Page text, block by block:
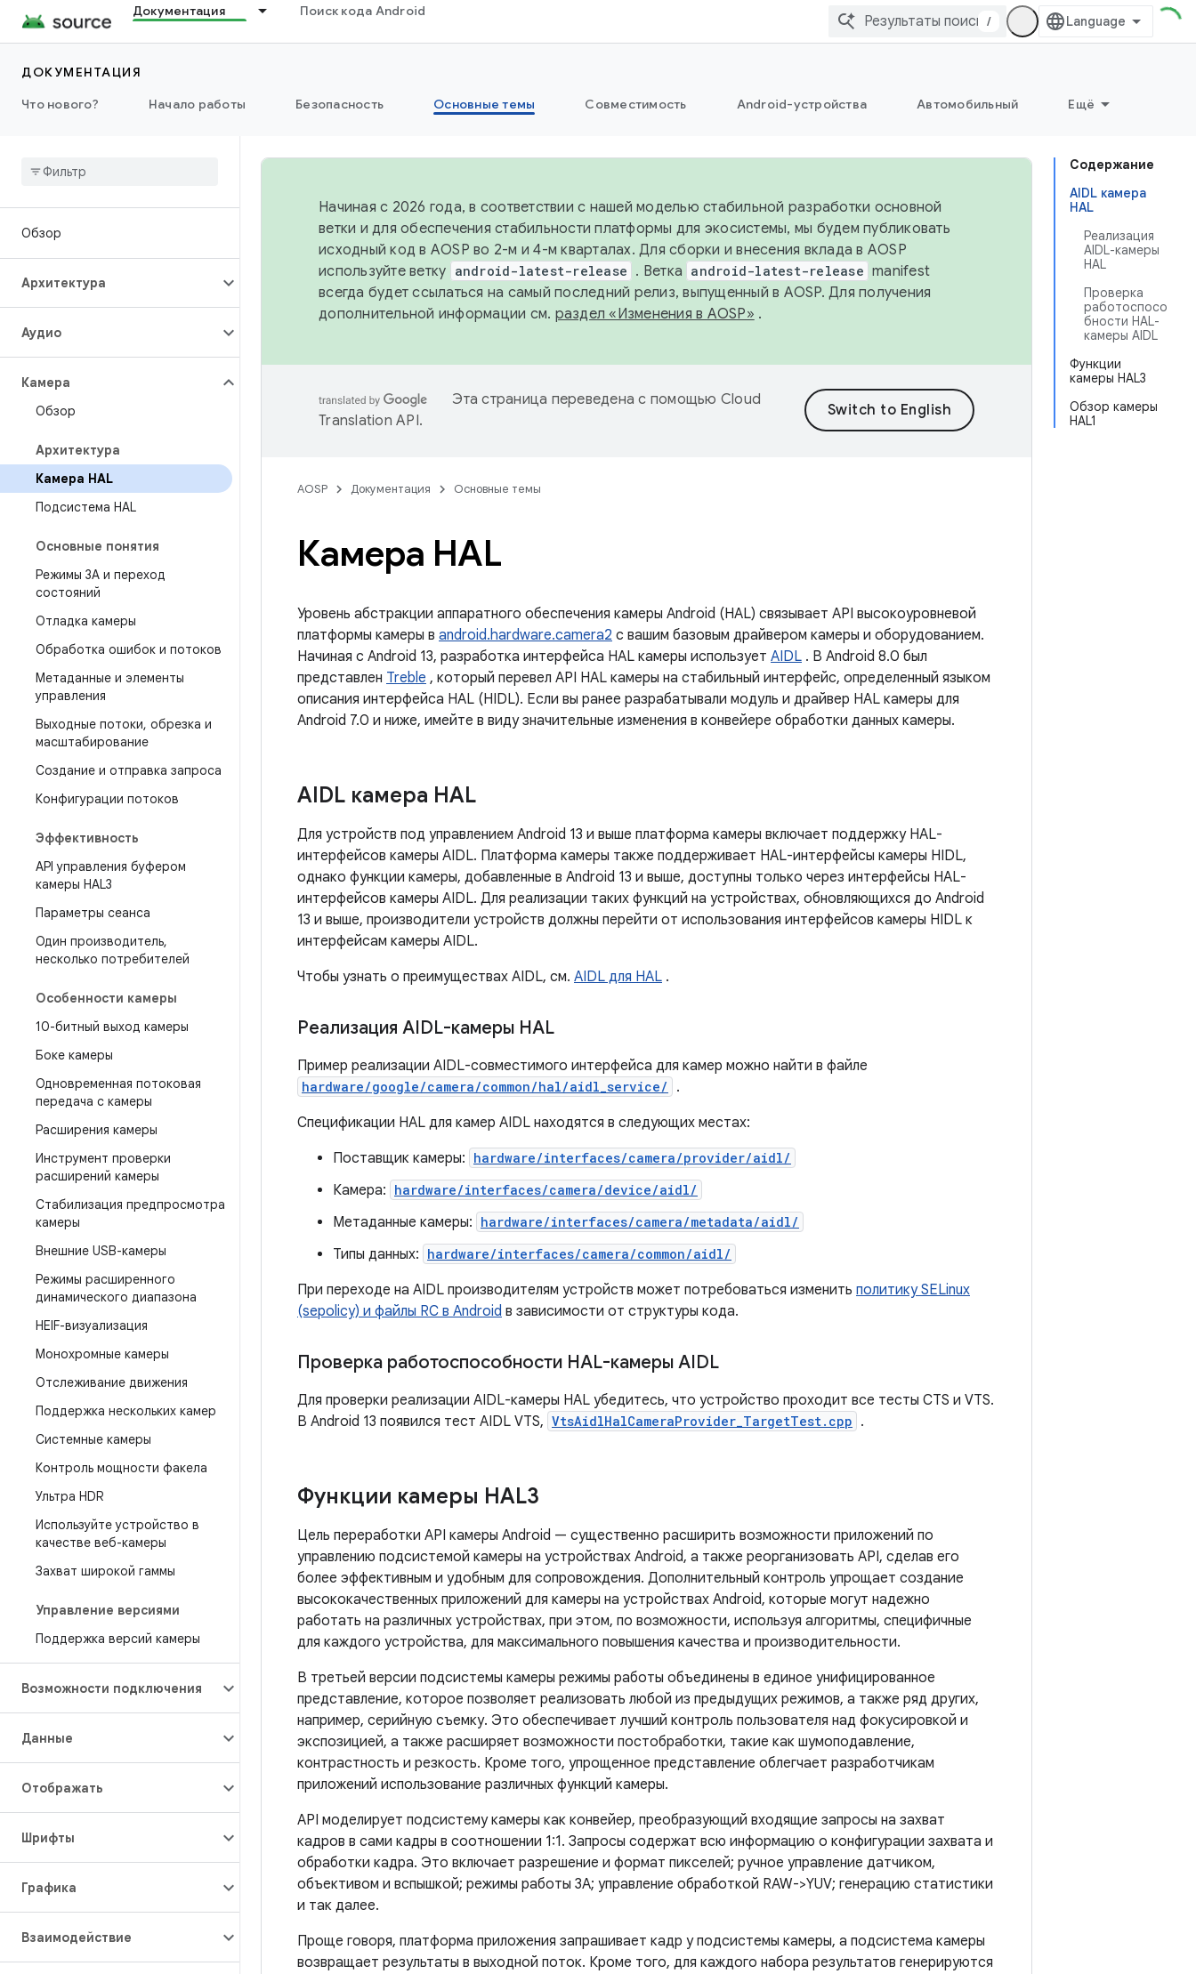
Документация Поиск кода Android
/
ДОКУМЕНТАЦИЯ
Что нового?
Начало работы Безопасность Основные темы Совместимость Android-устройства Автомобильный Ещё
Обзор
Архитектура
Аудио
Камера
Обзор
Архитектура
Камера HAL
Подсистема HAL
Основные понятия
Режимы 3А и переход
состояний
Отладка камеры
Обработка ошибок и потоков
Метаданные и элементы
управления
Выходные потоки, обрезка и
масштабирование
Создание и отправка запроса
Конфигурации потоков
Эффективность
API управления буфером
камеры HAL3
Параметры сеанса
Один производитель,
несколько потребителей
Особенности камеры
10-битный выход камеры
Боке камеры
Одновременная потоковая
передача с камеры
Расширения камеры
Инструмент проверки
расширений камеры
Стабилизация предпросмотра
камеры
Внешние USB-камеры
Режимы расширенного
динамического диапазона
HEIF-визуализация
Монохромные камеры
Отслеживание движения
Поддержка нескольких камер
Системные камеры
Контроль мощности факела
Ультра HDR
Используйте устройство в
качестве веб-камеры
Захват широкой гаммы
Управление версиями
Поддержка версий камеры
Возможности подключения
Данные
Отображать
Шрифты
Графика
Взаимодействие
Содержание
AIDL камера
HAL
Реализация
AIDL-камеры
HAL
Проверка
работоспосо
бности HAL-
камеры AIDL
Функции
камеры HAL3
Обзор камеры
HAL1
Начиная с 2026 года, в соответствии с нашей моделью стабильной разработки основной
ветки и для обеспечения стабильности платформы для экосистемы, мы будем публиковать
исходный код в AOSP во 2-м и 4-м кварталах. Для сборки и внесения вклада в AOSP
используйте ветку android-latest-release . Ветка android-latest-release manifest
всегда будет ссылаться на самый последний релиз, выпущенный в AOSP. Для получения
дополнительной информации см. раздел «Изменения в AOSP» .
Эта страница переведена с помощью Cloud
Translation API.
AOSP Документация Основные темы
Камера HAL
Уровень абстракции аппаратного обеспечения камеры Android (HAL) связывает API высокоуровневой
платформы камеры в android.hardware.camera2 с вашим базовым драйвером камеры и оборудованием.
Начиная с Android 13, разработка интерфейса HAL камеры использует AIDL . В Android 8.0 был
представлен Treble , который перевел API HAL камеры на стабильный интерфейс, определенный языком
описания интерфейса HAL (HIDL). Если вы ранее разрабатывали модуль и драйвер HAL камеры для
Android 7.0 и ниже, имейте в виду значительные изменения в конвейере обработки данных камеры.
AIDL камера HAL
Для устройств под управлением Android 13 и выше платформа камеры включает поддержку HAL-
интерфейсов камеры AIDL. Платформа камеры также поддерживает HAL-интерфейсы камеры HIDL,
однако функции камеры, добавленные в Android 13 и выше, доступны только через интерфейсы HAL-
интерфейсов камеры AIDL. Для реализации таких функций на устройствах, обновляющихся до Android
13 и выше, производители устройств должны перейти от использования интерфейсов камеры HIDL к
интерфейсам камеры AIDL.
Чтобы узнать о преимуществах AIDL, см. AIDL для HAL .
Реализация AIDL-камеры HAL
Пример реализации AIDL-совместимого интерфейса для камер можно найти в файле
hardware/google/camera/common/hal/aidl_service/
.
Спецификации HAL для камер AIDL находятся в следующих местах:
Поставщик камеры: hardware/interfaces/camera/provider/aidl/
Камера: hardware/interfaces/camera/device/aidl/
Метаданные камеры: hardware/interfaces/camera/metadata/aidl/
Типы данных: hardware/interfaces/camera/common/aidl/
При переходе на AIDL производителям устройств может потребоваться изменить политику SELinux
(sepolicy) и файлы RC в Android в зависимости от структуры кода.
Проверка работоспособности HAL-камеры AIDL
Для проверки реализации AIDL-камеры HAL убедитесь, что устройство проходит все тесты CTS и VTS.
В Android 13 появился тест AIDL VTS, VtsAidlHalCameraProvider_TargetTest.cpp .
Функции камеры HAL3
Цель переработки API камеры Android — существенно расширить возможности приложений по
управлению подсистемой камеры на устройствах Android, а также реорганизовать API, сделав его
более эффективным и удобным для сопровождения. Дополнительный контроль упрощает создание
высококачественных приложений для камеры на устройствах Android, которые могут надежно
работать на различных устройствах, при этом, по возможности, используя алгоритмы, специфичные
для каждого устройства, для максимального повышения качества и производительности.
В третьей версии подсистемы камеры режимы работы объединены в единое унифицированное
представление, которое позволяет реализовать любой из предыдущих режимов, а также ряд других,
например, серийную съемку. Это обеспечивает лучший контроль пользователя над фокусировкой и
экспозицией, а также расширяет возможности постобработки, такие как шумоподавление,
контрастность и резкость. Кроме того, упрощенное представление облегчает разработчикам
приложений использование различных функций камеры.
API моделирует подсистему камеры как конвейер, преобразующий входящие запросы на захват
кадров в сами кадры в соотношении 1:1. Запросы содержат всю информацию о конфигурации захвата и
обработки кадра. Это включает разрешение и формат пикселей; ручное управление датчиком,
объективом и вспышкой; режимы работы 3A; управление обработкой RAW->YUV; генерацию статистики
и так далее.
Проще говоря, платформа приложения запрашивает кадр у подсистемы камеры, а подсистема камеры
возвращает результаты в выходной поток. Кроме того, для каждого набора результатов генерируются